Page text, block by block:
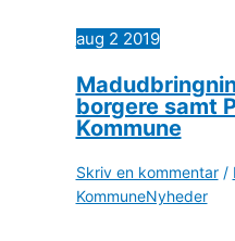
aug 2 2019
borgere samt
Kommune
Skriv en kommentar /
KommuneNyheder